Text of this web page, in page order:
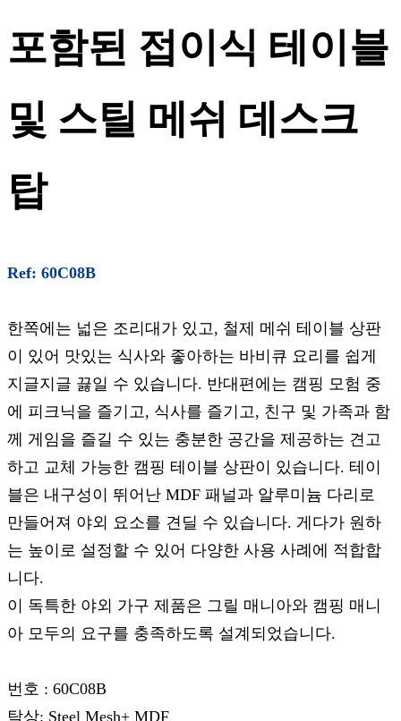
포함된 접이식 테이블
및 스틸 메쉬 데스크
탑
Ref: 60C08B
한쪽에는 넓은 조리대가 있고, 철제 메쉬 테이블 상판
이 있어 맛있는 식사와 좋아하는 바비큐 요리를 쉽게
지글지글 끓일 수 있습니다. 반대편에는 캠핑 모험 중
에 피크닉을 즐기고, 식사를 즐기고, 친구 및 가족과 함
께 게임을 즐길 수 있는 충분한 공간을 제공하는 견고
하고 교체 가능한 캠핑 테이블 상판이 있습니다. 테이
블은 내구성이 뛰어난 MDF 패널과 알루미늄 다리로
만들어져 야외 요소를 견딜 수 있습니다. 게다가 원하
는 높이로 설정할 수 있어 다양한 사용 사례에 적합합
니다.
이 독특한 야외 가구 제품은 그릴 매니아와 캠핑 매니
아 모두의 요구를 충족하도록 설계되었습니다.
번호 : 60C08B
탁상: Steel Mesh+ MDF